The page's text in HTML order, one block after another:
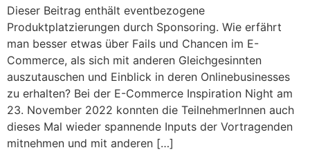
Dieser Beitrag enthält eventbezogene
Produktplatzierungen durch Sponsoring. Wie erfährt
man besser etwas über Fails und Chancen im E-
Commerce, als sich mit anderen Gleichgesinnten
auszutauschen und Einblick in deren Onlinebusinesses
zu erhalten? Bei der E-Commerce Inspiration Night am
23. November 2022 konnten die TeilnehmerInnen auch
dieses Mal wieder spannende Inputs der Vortragenden
mitnehmen und mit anderen […]